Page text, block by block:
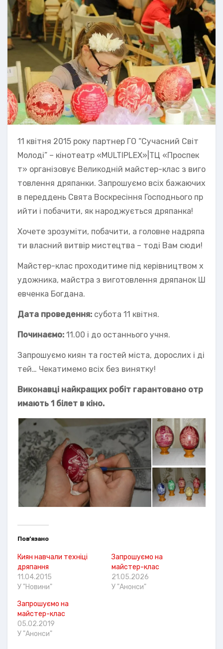
11 квітня 2015 року партнер ГО “Сучасний Світ
Молоді” – кінотеатр «MULTIPLEX»|ТЦ «Проспек
т» організовує Великодній майстер-клас з виго
товлення дряпанки. Запрошуємо всіх бажаючих
в переддень Свята Воскресіння Господнього пр
ийти і побачити, як народжується дряпанка!
Хочете зрозуміти, побачити, а головне надряпа
ти власний витвір мистецтва – тоді Вам сюди!
Майстер-клас проходитиме під керівництвом х
удожника, майстра з виготовлення дряпанок Ш
евченка Богдана.
Дата проведення: субота 11 квітня.
Починаємо: 11.00 і до останнього учня.
Запрошуємо киян та гостей міста, дорослих і ді
тей… Чекатимемо всіх без винятку!
Виконавці найкращих робіт гарантовано отр
имають 1 білет в кіно.
Пов’язано
Киян навчали техніці
дряпання
11.04.2015
У "Новини"
Запрошуємо на
майстер-клас
21.05.2026
У "Анонси"
Запрошуємо на
майстер-клас
05.02.2019
У "Анонси"